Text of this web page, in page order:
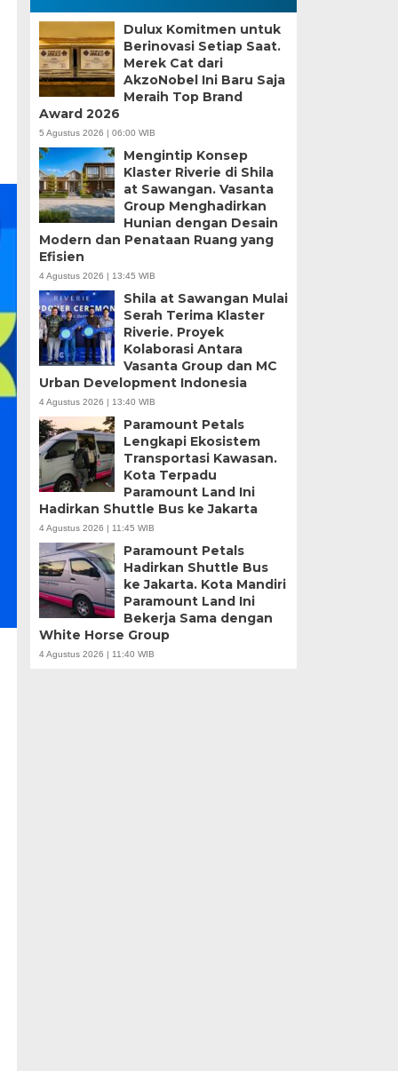
Dulux Komitmen untuk
Berinovasi Setiap Saat.
Merek Cat dari
AkzoNobel Ini Baru Saja
Meraih Top Brand
Award 2026
5 Agustus 2026 | 06:00 WIB
Mengintip Konsep
Klaster Riverie di Shila
at Sawangan. Vasanta
Group Menghadirkan
Hunian dengan Desain
Modern dan Penataan Ruang yang
Efisien
4 Agustus 2026 | 13:45 WIB
Shila at Sawangan Mulai
Serah Terima Klaster
Riverie. Proyek
Kolaborasi Antara
Vasanta Group dan MC
Urban Development Indonesia
4 Agustus 2026 | 13:40 WIB
Paramount Petals
Lengkapi Ekosistem
Transportasi Kawasan.
Kota Terpadu
Paramount Land Ini
Hadirkan Shuttle Bus ke Jakarta
4 Agustus 2026 | 11:45 WIB
Paramount Petals
Hadirkan Shuttle Bus
ke Jakarta. Kota Mandiri
Paramount Land Ini
Bekerja Sama dengan
White Horse Group
4 Agustus 2026 | 11:40 WIB